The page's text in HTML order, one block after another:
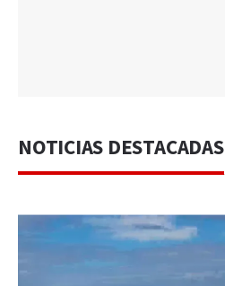
NOTICIAS DESTACADAS